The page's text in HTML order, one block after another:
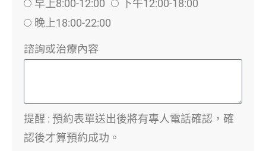
早上8:00-12:00
下午12:00-18:00
晚上18:00-22:00
諮詢或治療內容
提醒 : 預約表單送出後將有專人電話確認，確
認後才算預約成功。